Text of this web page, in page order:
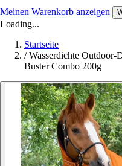
Meinen Warenkorb anzeigen
Loading...
Startseite
/ Wasserdichte Outdoor-
Buster Combo 200g